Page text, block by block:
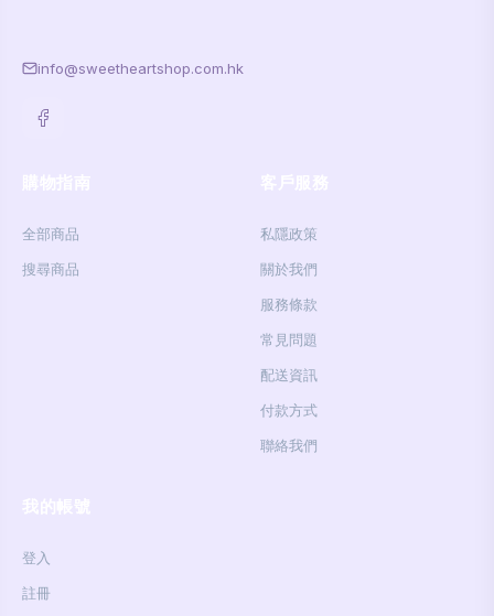
info@sweetheartshop.com.hk
全部商品
搜尋商品
私隱政策
關於我們
服務條款
常見問題
配送資訊
付款方式
聯絡我們
登入
註冊